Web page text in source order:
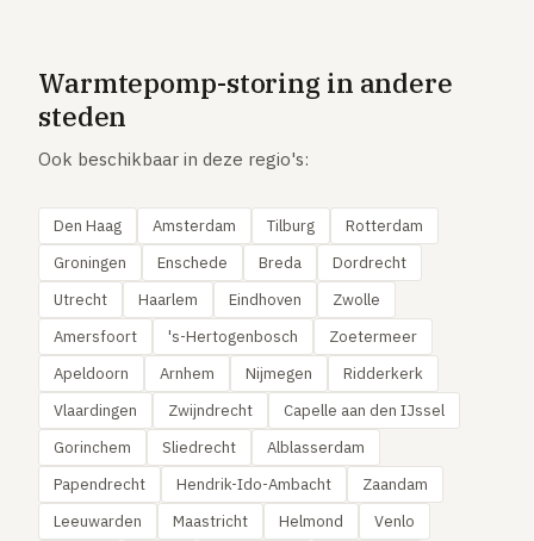
Warmtepomp-storing in andere
steden
Ook beschikbaar in deze regio's:
Den Haag Amsterdam Tilburg
Rotterdam
Groningen
Enschede Breda
Dordrecht
Utrecht
Haarlem Eindhoven
Zwolle
Amersfoort
's-Hertogenbosch
Zoetermeer
Apeldoorn
Arnhem Nijmegen
Ridderkerk
Vlaardingen
Zwijndrecht
Capelle aan den IJssel
Gorinchem
Sliedrecht
Alblasserdam
Papendrecht
Hendrik-Ido-Ambacht
Zaandam
Leeuwarden
Maastricht Helmond
Venlo